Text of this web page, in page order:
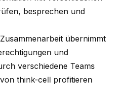
besprechen und
übernimmt
und
verschiedene Teams
think-cell profitieren